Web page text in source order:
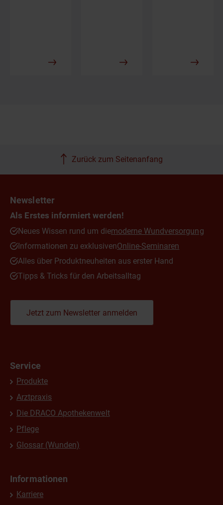
Zurück zum Seitenanfang
Newsletter
Als Erstes informiert werden!
Neues Wissen rund um diemoderne Wundversorgung
Informationen zu exklusivenOnline-Seminaren
Alles über Produktneuheiten aus erster Hand
Tipps & Tricks für den Arbeitsalltag
Jetzt zum Newsletter anmelden
Service
Produkte
Arztpraxis
Die DRACO Apothekenwelt
Pflege
Glossar (Wunden)
Informationen
Karriere